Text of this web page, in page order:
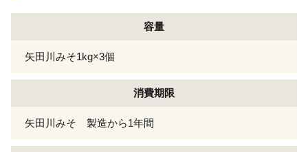
容量
矢田川みそ1kg×3個
消費期限
矢田川みそ 製造から1年間